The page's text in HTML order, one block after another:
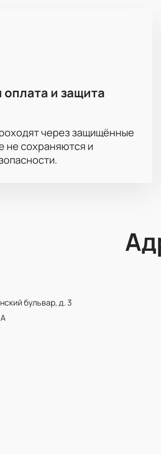
стоимость входа и как купить
оплата и защита
через защищённые
не сохраняются и
бульвар, д. 3